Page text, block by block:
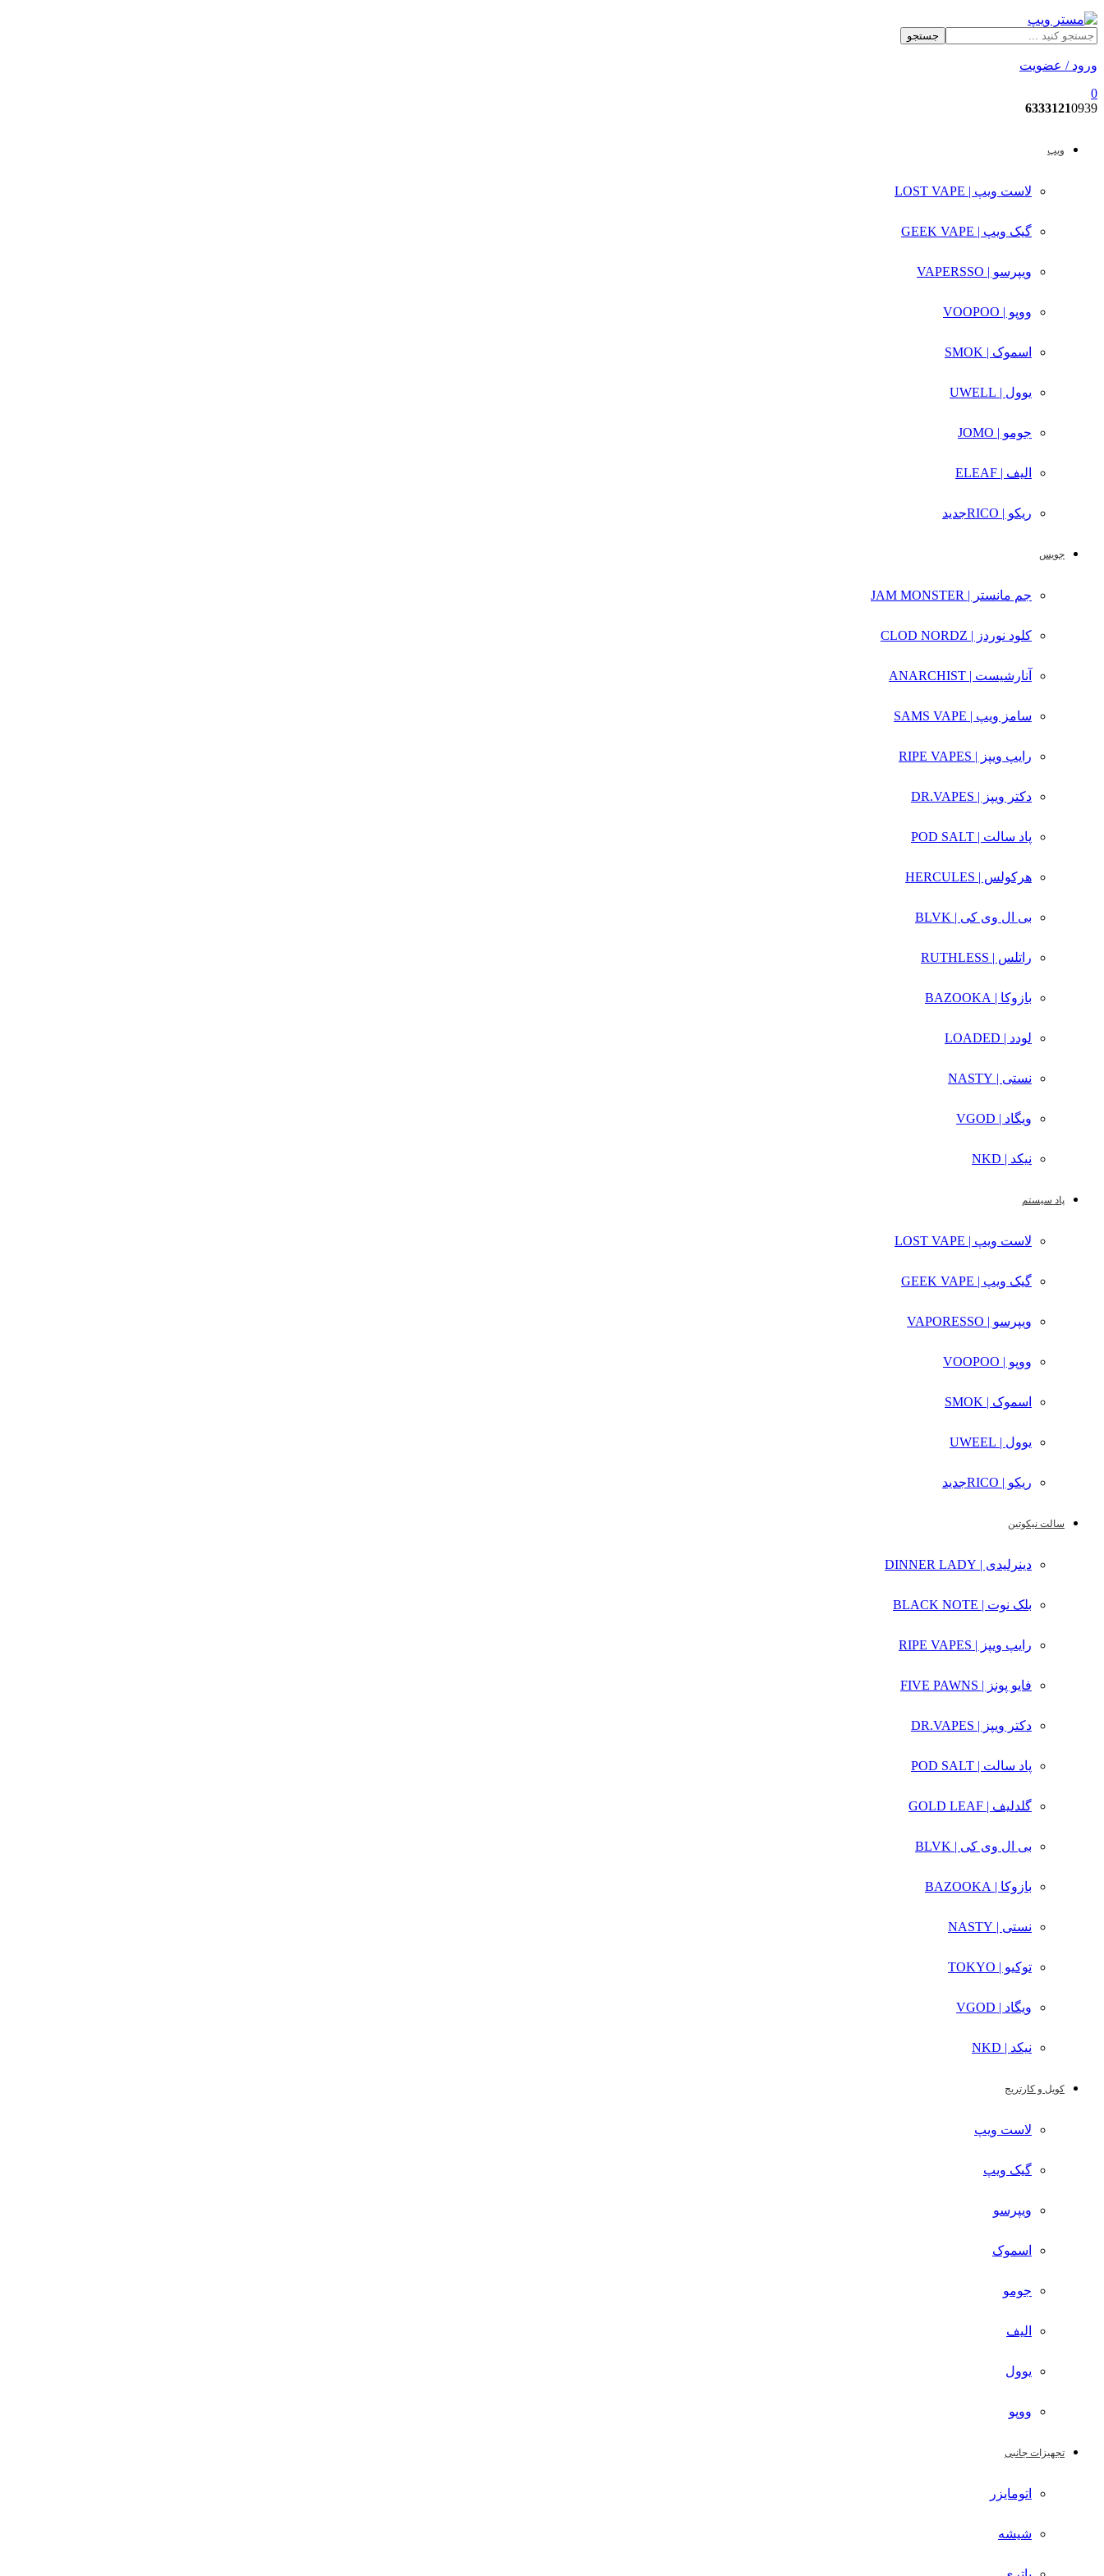
جستجو
ورود / عضویت
0
63331210939
ویپ
لاست ویپ | LOST VAPE
گیک ویپ | GEEK VAPE
ویپرسو | VAPERSSO
ووپو | VOOPOO
اسموک | SMOK
یوول | UWELL
جومو | JOMO
الیف | ELEAF
ریکو | RICO جدید
جویس
جم مانستر | JAM MONSTER
کلود نوردز | CLOD NORDZ
آنارشیست | ANARCHIST
سامز ویپ | SAMS VAPE
رایپ ویپز | RIPE VAPES
دکتر ویپز | DR.VAPES
پاد سالت | POD SALT
هرکولس | HERCULES
بی ال وی کی | BLVK
راتلس | RUTHLESS
بازوکا | BAZOOKA
لودد | LOADED
نستی | NASTY
ویگاد | VGOD
نیکد | NKD
پاد سیستم
لاست ویپ | LOST VAPE
گیک ویپ | GEEK VAPE
ویپرسو | VAPORESSO
ووپو | VOOPOO
اسموک | SMOK
یوول | UWEEL
ریکو | RICO جدید
سالت نیکوتین
دینرلیدی | DINNER LADY
بلک نوت | BLACK NOTE
رایپ ویپز | RIPE VAPES
فایو پونز | FIVE PAWNS
دکتر ویپز | DR.VAPES
پاد سالت | POD SALT
گلدلیف | GOLD LEAF
بی ال وی کی | BLVK
بازوکا | BAZOOKA
نستی | NASTY
توکیو | TOKYO
ویگاد | VGOD
نیکد | NKD
کویل و کارتریج
لاست ویپ
گیک ویپ
ویپرسو
اسموک
جومو
الیف
یوول
ووپو
تجهیزات جانبی
اتومایزر
شیشه